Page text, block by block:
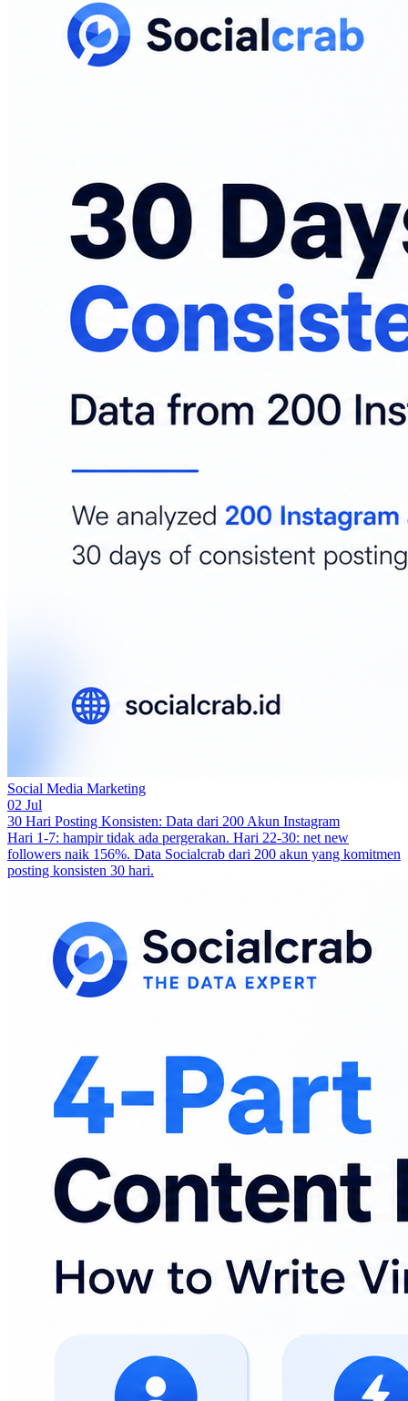
Social Media Marketing
02 Jul
30 Hari Posting Konsisten: Data dari 200 Akun Instagram
Hari 1-7: hampir tidak ada pergerakan. Hari 22-30: net new
followers naik 156%. Data Socialcrab dari 200 akun yang komitmen
posting konsisten 30 hari.